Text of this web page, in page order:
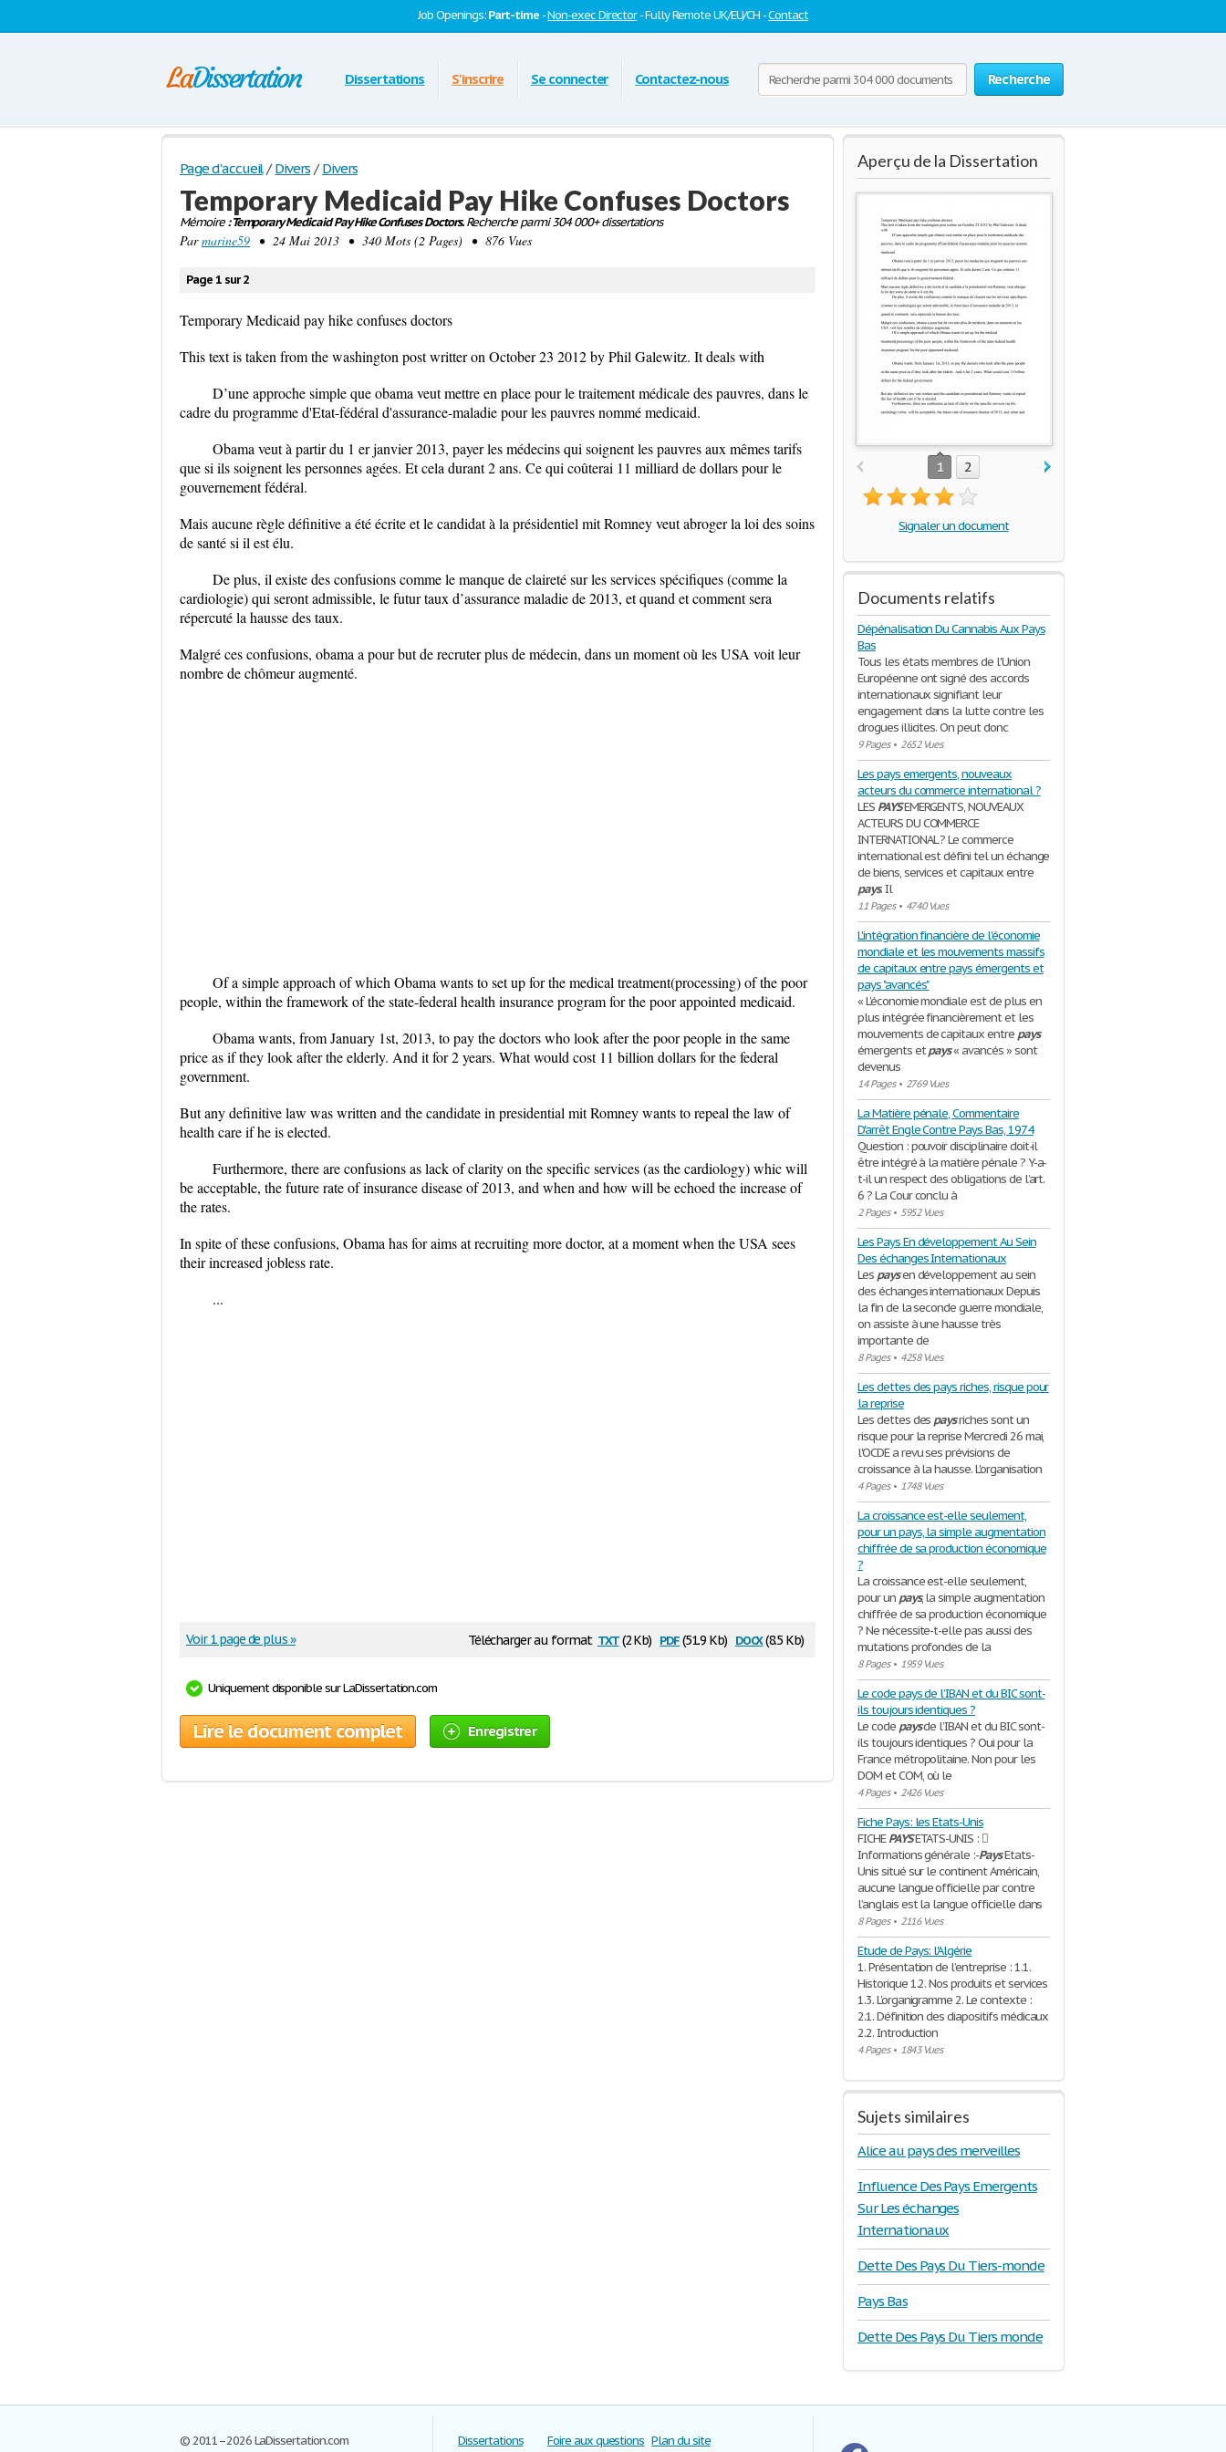
Job Openings:Part-time -Non-exec Director- Fully Remote UK/EU/CH -Contact
Recherche
Dissertations S'inscrire Se connecter Contactez-nous
Page d'accueil / Divers / Divers
Temporary Medicaid Pay Hike Confuses Doctors
Mémoire: Temporary Medicaid Pay Hike Confuses Doctors.Recherche parmi 304 000+ dissertations
Parmarine59 • 24 Mai 2013 • 340 Mots (2 Pages) • 876 Vues
Page 1 sur 2
Temporary Medicaid pay hike confuses doctors
This text is taken from the washington post writter on October 23 2012 by Phil Galewitz. It deals with
D’une approche simple que obama veut mettre en place pour le traitement médicale des pauvres, dans le
cadre du programme d'Etat-fédéral d'assurance-maladie pour les pauvres nommé medicaid.
Obama veut à partir du 1 er janvier 2013, payer les médecins qui soignent les pauvres aux mêmes tarifs
que si ils soignent les personnes agées. Et cela durant 2 ans. Ce qui coûterai 11 milliard de dollars pour le
gouvernement fédéral.
Mais aucune règle définitive a été écrite et le candidat à la présidentiel mit Romney veut abroger la loi des soins
de santé si il est élu.
De plus, il existe des confusions comme le manque de claireté sur les services spécifiques (comme la
cardiologie) qui seront admissible, le futur taux d’assurance maladie de 2013, et quand et comment sera
répercuté la hausse des taux.
Malgré ces confusions, obama a pour but de recruter plus de médecin, dans un moment où les USA voit leur
nombre de chômeur augmenté.
Of a simple approach of which Obama wants to set up for the medical treatment(processing) of the poor
people, within the framework of the state-federal health insurance program for the poor appointed medicaid.
Obama wants, from January 1st, 2013, to pay the doctors who look after the poor people in the same
price as if they look after the elderly. And it for 2 years. What would cost 11 billion dollars for the federal
government.
But any definitive law was written and the candidate in presidential mit Romney wants to repeal the law of
health care if he is elected.
Furthermore, there are confusions as lack of clarity on the specific services (as the cardiology) whic will
be acceptable, the future rate of insurance disease of 2013, and when and how will be echoed the increase of
the rates.
In spite of these confusions, Obama has for aims at recruiting more doctor, at a moment when the USA sees
their increased jobless rate.
...
Télécharger au format txt(2 Kb) pdf(51.9 Kb) docx(8.5 Kb)
Voir 1 page de plus »
Uniquement disponible sur LaDissertation.com
Lire le document complet Enregistrer
Aperçu de la Dissertation
1 2
Signaler un document
Documents relatifs
Dépénalisation Du Cannabis Aux Pays
Bas
Tous les états membres de l'Union
Européenne ont signé des accords
internationaux signifiant leur
engagement dans la lutte contre les
drogues illicites. On peut donc
9 Pages• 2652 Vues
Les pays emergents, nouveaux
acteurs du commerce international ?
LES PAYSEMERGENTS, NOUVEAUX
ACTEURS DU COMMERCE
INTERNATIONAL ? Le commerce
international est défini tel un échange
de biens, services et capitaux entre
pays. Il
11 Pages• 4740 Vues
L'intégration financière de l'économie
mondiale et les mouvements massifs
de capitaux entre pays émergents et
pays "avancés"
« L’économie mondiale est de plus en
plus intégrée financièrement et les
mouvements de capitaux entre pays
émergents etpays« avancés » sont
devenus
14 Pages• 2769 Vues
La Matière pénale, Commentaire
D'arrêt Engle Contre Pays Bas, 1974
Question : pouvoir disciplinaire doit-il
être intégré à la matière pénale ? Y-a-
t-il un respect des obligations de l’art.
6 ? La Cour conclu à
2 Pages• 5952 Vues
Les Pays En développement Au Sein
Des échanges Internationaux
Les paysen développement au sein
des échanges internationaux Depuis
la fin de la seconde guerre mondiale,
on assiste à une hausse très
importante de
8 Pages• 4258 Vues
Les dettes des pays riches, risque pour
la reprise
Les dettes des paysriches sont un
risque pour la reprise Mercredi 26 mai,
l'OCDE a revu ses prévisions de
croissance à la hausse. L'organisation
4 Pages• 1748 Vues
La croissance est-elle seulement,
pour un pays, la simple augmentation
chiffrée de sa production économique
?
La croissance est-elle seulement,
pour un pays, la simple augmentation
chiffrée de sa production économique
? Ne nécessite-t-elle pas aussi des
mutations profondes de la
8 Pages• 1959 Vues
Le code pays de l’IBAN et du BIC sont-
ils toujours identiques ?
Le code paysde l’IBAN et du BIC sont-
ils toujours identiques ? Oui pour la
France métropolitaine. Non pour les
DOM et COM, où le
4 Pages• 2426 Vues
Fiche Pays: les Etats-Unis
FICHEPAYSETATS-UNIS : 
Informations générale :-PaysEtats-
Unis situé sur le continent Américain,
aucune langue officielle par contre
l’anglais est la langue officielle dans
8 Pages• 2116 Vues
Etude de Pays: l'Algérie
1. Présentation de l’entreprise : 1.1.
Historique 1.2. Nos produits et services
1.3. L’organigramme 2. Le contexte :
2.1. Définition des diapositifs médicaux
2.2. Introduction
4 Pages• 1843 Vues
Sujets similaires
Alice au pays des merveilles
Influence Des Pays Emergents
Sur Les échanges
Internationaux
Dette Des Pays Du Tiers-monde
Pays Bas
Dette Des Pays Du Tiers monde
© 2011–2026 LaDissertation.com
Dissertations
Foire aux questions Plan du site